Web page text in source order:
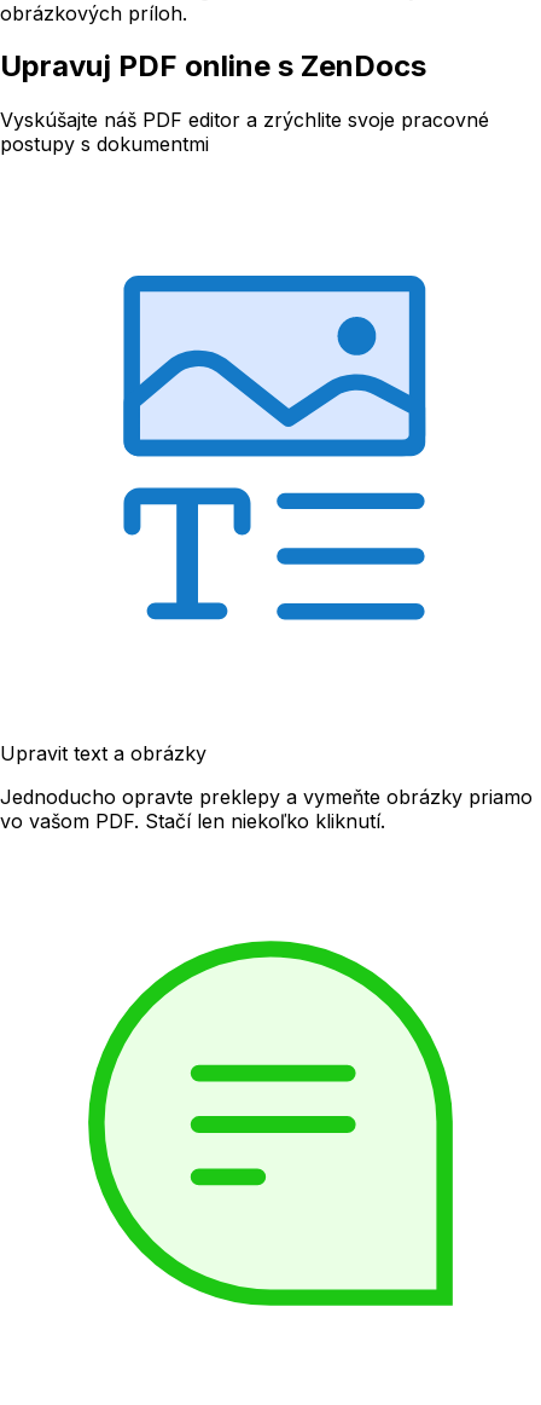
obrázkových príloh.
Upravuj PDF online s ZenDocs
Vyskúšajte náš PDF editor a zrýchlite svoje pracovné
postupy s dokumentmi
Upravit text a obrázky
Jednoducho opravte preklepy a vymeňte obrázky priamo
vo vašom PDF. Stačí len niekoľko kliknutí.